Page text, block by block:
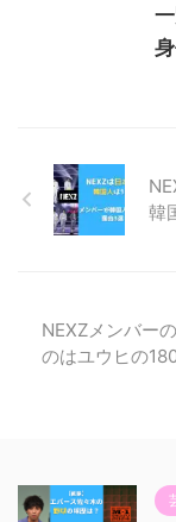
韓
NEXZメンバー
のはユウヒの